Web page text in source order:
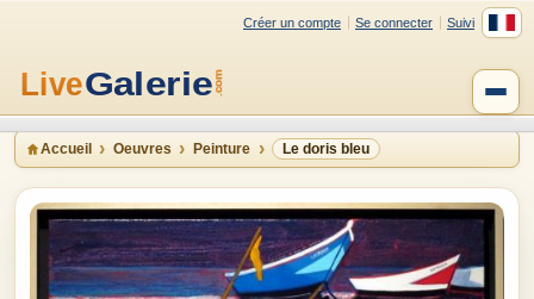
Créer un compte Se connecter Suivi
Accueil Oeuvres Peinture Le doris bleu